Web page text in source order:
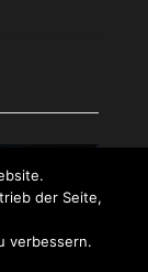
der Seite,
verbessern.